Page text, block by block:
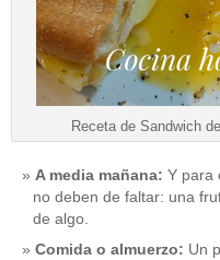
Receta de Sandwich
A media mañana: Y para
no deben de faltar: una
de algo.
Comida o almuerzo: Un